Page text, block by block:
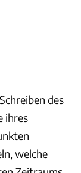
des
ihres
welche